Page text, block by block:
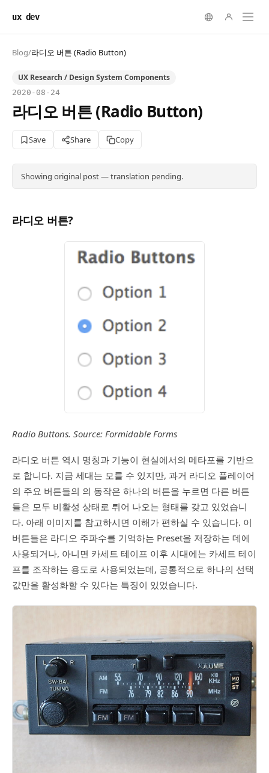
ux dev
Blog/라디오 버튼 (Radio Button)
UX Research / Design System Components
2020-08-24
라디오 버튼 (Radio Button)
Save Share Copy
Showing original post — translation pending.
라디오 버튼?
Radio Buttons. Source: Formidable Forms
라디오 버튼 역시 명칭과 기능이 현실에서의 메타포를 기반으
로 합니다. 지금 세대는 모를 수 있지만, 과거 라디오 플레이어
의 주요 버튼들의 의 동작은 하나의 버튼을 누르면 다른 버튼
들은 모두 비활성 상태로 튀어 나오는 형태를 갖고 있었습니
다. 아래 이미지를 참고하시면 이해가 편하실 수 있습니다. 이
버튼들은 라디오 주파수를 기억하는 Preset을 저장하는 데에
사용되거나, 아니면 카세트 테이프 이후 시대에는 카세트 테이
프를 조작하는 용도로 사용되었는데, 공통적으로 하나의 선택
값만을 활성화할 수 있다는 특징이 있었습니다.